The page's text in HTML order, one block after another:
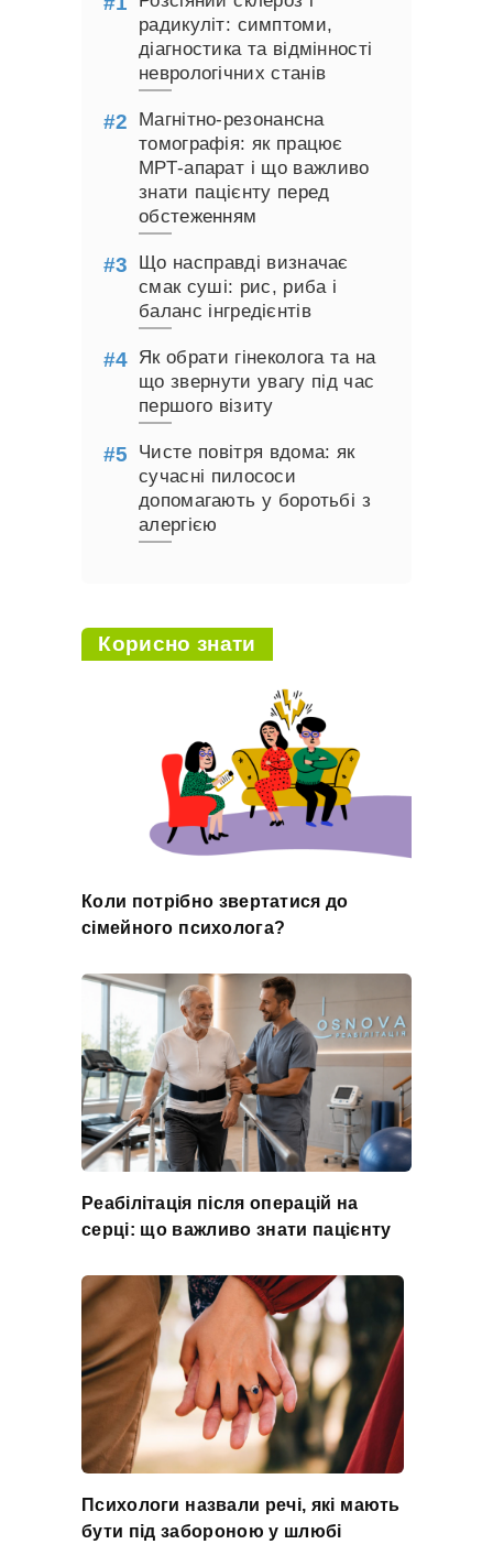
радикуліт: симптоми,
діагностика та відмінності
неврологічних станів
Магнітно-резонансна
томографія: як працює
МРТ-апарат і що важливо
знати пацієнту перед
обстеженням
Що насправді визначає
смак суші: рис, риба і
баланс інгредієнтів
Як обрати гінеколога та на
що звернути увагу під час
першого візиту
Чисте повітря вдома: як
сучасні пилососи
допомагають у боротьбі з
алергією
Корисно знати
Коли потрібно звертатися до
сімейного психолога?
Реабілітація після операцій на
серці: що важливо знати пацієнту​
Психологи назвали речі, які мають
бути під забороною у шлюбі